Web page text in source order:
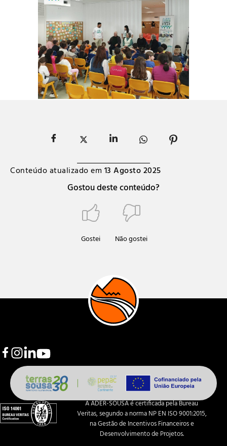
Conteúdo atualizado em 13 Agosto 2025
Gostou deste conteúdo?
Gostei Não gostei
A ADER-SOUSA é certificada pela Bureau
Veritas, segundo a norma NP EN ISO 9001:2015,
na Gestão de Incentivos Financeiros e
Desenvolvimento de Projetos.